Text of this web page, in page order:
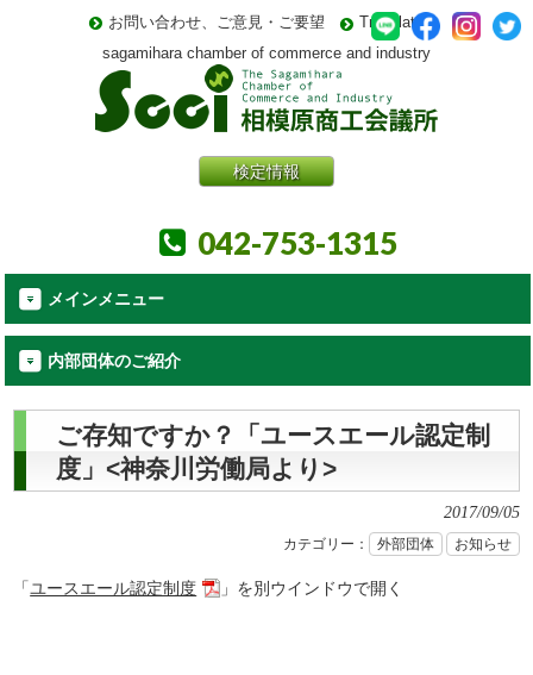
sagamihara chamber of commerce and industry
お問い合わせ、ご意見・ご要望 Translate
検定情報
042-753-1315
メインメニュー
内部団体のご紹介
ご存知ですか？「ユースエール認定制
度」<神奈川労働局より>
2017/09/05
カテゴリー： 外部団体 お知らせ
「ユースエール認定制度 」を別ウインドウで開く